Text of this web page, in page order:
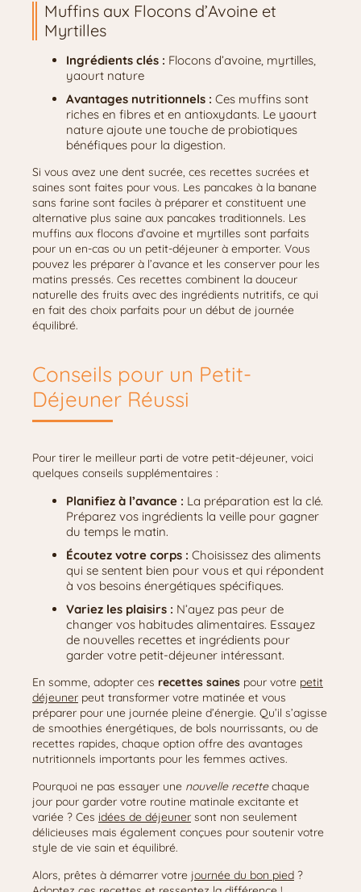
Muffins aux Flocons d’Avoine et
Myrtilles
Ingrédients clés : Flocons d’avoine, myrtilles,
yaourt nature
Avantages nutritionnels : Ces muffins sont
riches en fibres et en antioxydants. Le yaourt
nature ajoute une touche de probiotiques
bénéfiques pour la digestion.
Si vous avez une dent sucrée, ces recettes sucrées et
saines sont faites pour vous. Les pancakes à la banane
sans farine sont faciles à préparer et constituent une
alternative plus saine aux pancakes traditionnels. Les
muffins aux flocons d’avoine et myrtilles sont parfaits
pour un en-cas ou un petit-déjeuner à emporter. Vous
pouvez les préparer à l’avance et les conserver pour les
matins pressés. Ces recettes combinent la douceur
naturelle des fruits avec des ingrédients nutritifs, ce qui
en fait des choix parfaits pour un début de journée
équilibré.
Conseils pour un Petit-
Déjeuner Réussi
Pour tirer le meilleur parti de votre petit-déjeuner, voici
quelques conseils supplémentaires :
Planifiez à l’avance : La préparation est la clé.
Préparez vos ingrédients la veille pour gagner
du temps le matin.
Écoutez votre corps : Choisissez des aliments
qui se sentent bien pour vous et qui répondent
à vos besoins énergétiques spécifiques.
Variez les plaisirs : N’ayez pas peur de
changer vos habitudes alimentaires. Essayez
de nouvelles recettes et ingrédients pour
garder votre petit-déjeuner intéressant.
En somme, adopter ces recettes saines pour votre petit
déjeuner peut transformer votre matinée et vous
préparer pour une journée pleine d’énergie. Qu’il s’agisse
de smoothies énergétiques, de bols nourrissants, ou de
recettes rapides, chaque option offre des avantages
nutritionnels importants pour les femmes actives.
Pourquoi ne pas essayer une nouvelle recettechaque
jour pour garder votre routine matinale excitante et
variée ? Ces idées de déjeuner sont non seulement
délicieuses mais également conçues pour soutenir votre
style de vie sain et équilibré.
Alors, prêtes à démarrer votre journée du bon pied ?